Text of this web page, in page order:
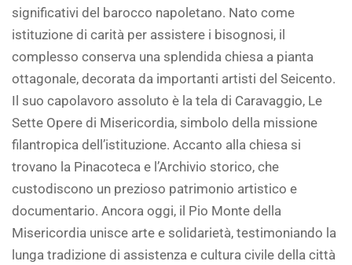
significativi del barocco napoletano. Nato come
istituzione di carità per assistere i bisognosi, il
complesso conserva una splendida chiesa a pianta
ottagonale, decorata da importanti artisti del Seicento.
Il suo capolavoro assoluto è la tela di Caravaggio, Le
Sette Opere di Misericordia, simbolo della missione
filantropica dell’istituzione. Accanto alla chiesa si
trovano la Pinacoteca e l’Archivio storico, che
custodiscono un prezioso patrimonio artistico e
documentario. Ancora oggi, il Pio Monte della
Misericordia unisce arte e solidarietà, testimoniando la
lunga tradizione di assistenza e cultura civile della città